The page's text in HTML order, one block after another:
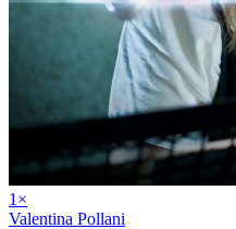
1 ×
Valentina Pollani